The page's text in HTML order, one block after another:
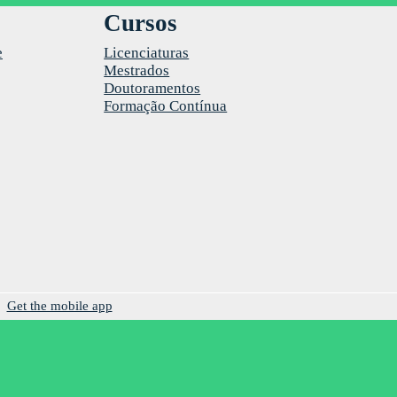
Cursos
Licenciaturas
Mestrados
Doutoramentos
Formação Contínua
Get the mobile app